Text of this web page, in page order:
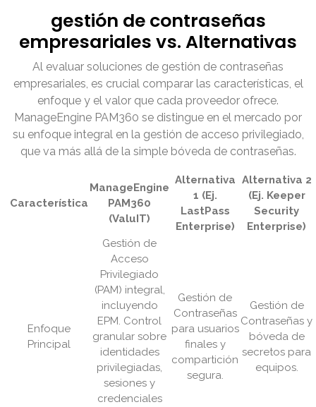
gestión de contraseñas
empresariales vs. Alternativas
Al evaluar soluciones de gestión de contraseñas
empresariales, es crucial comparar las características, el
enfoque y el valor que cada proveedor ofrece.
ManageEngine PAM360 se distingue en el mercado por
su enfoque integral en la gestión de acceso privilegiado,
que va más allá de la simple bóveda de contraseñas.
Característica
ManageEngine
PAM360
(ValuIT)
Alternativa
1 (Ej.
LastPass
Enterprise)
Alternativa 2
(Ej. Keeper
Security
Enterprise)
Enfoque
Principal
Gestión de
Acceso
Privilegiado
(PAM) integral,
incluyendo
EPM. Control
granular sobre
identidades
privilegiadas,
sesiones y
credenciales
Gestión de
Contraseñas
para usuarios
finales y
compartición
segura.
Gestión de
Contraseñas y
bóveda de
secretos para
equipos.